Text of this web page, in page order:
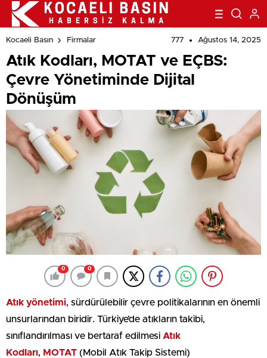
Kocaeli Basın Firmalar 777 Ağustos 14, 2025
Atık Kodları, MOTAT ve EÇBS:
Çevre Yönetiminde Dijital
Dönüşüm
0 0
Atık yönetimi, sürdürülebilir çevre politikalarının en önemli
unsurlarından biridir. Türkiye’de atıkların takibi,
sınıflandırılması ve bertaraf edilmesi Atık
Kodları, MOTAT (Mobil Atık Takip Sistemi)